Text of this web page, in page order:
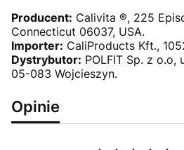
Producent: Calivita ®, 225
Connecticut 06037, USA.
Importer: CaliProducts Kft.,
Dystrybutor: POLFIT Sp. z o.o,
05-083 Wojcieszyn.
Opinie